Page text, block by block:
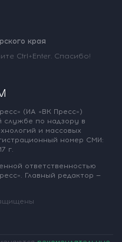
края
Ctrl+Enter. Спасибо!
(ИА «ВК Пресс»)
службе по надзору в
и массовых
номер СМИ:
г.
ответственностью
Главный редактор —